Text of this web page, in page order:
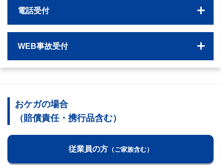
電話受付
WEB事故受付
おケガの場合
（賠償責任・携行品含む）
従業員の方（ご家族含む）